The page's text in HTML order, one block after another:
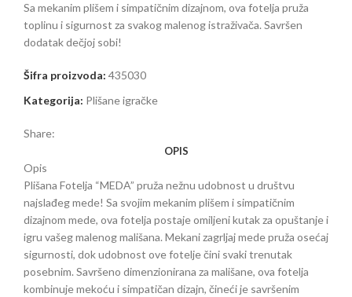
Sa mekanim plišem i simpatičnim dizajnom, ova fotelja pruža
toplinu i sigurnost za svakog malenog istraživača. Savršen
dodatak dečjoj sobi!
Šifra proizvoda: 435030
Kategorija: Plišane igračke
Share:
OPIS
Opis
Plišana Fotelja “MEDA” pruža nežnu udobnost u društvu
najslađeg mede! Sa svojim mekanim plišem i simpatičnim
dizajnom mede, ova fotelja postaje omiljeni kutak za opuštanje i
igru vašeg malenog mališana. Mekani zagrljaj mede pruža osećaj
sigurnosti, dok udobnost ove fotelje čini svaki trenutak
posebnim. Savršeno dimenzionirana za mališane, ova fotelja
kombinuje mekoću i simpatičan dizajn, čineći je savršenim